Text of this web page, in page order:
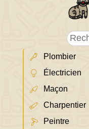
Plombier
Électricien
Maçon
Charpentier
Peintre